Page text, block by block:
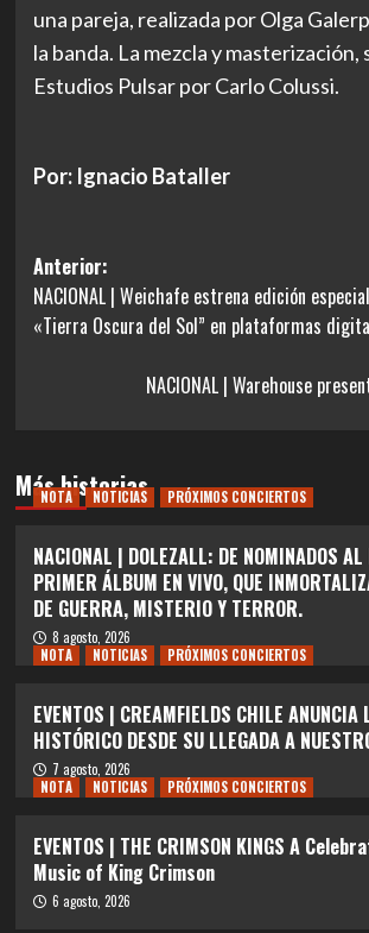
una pareja, realizada por Olga
la banda. La mezcla y masterización,
Estudios Pulsar por Carlo Colussi.
Por: Ignacio Bataller
Navegación
de
entradas
Anterior:
NACIONAL | Weichafe estrena edición
«Tierra Oscura del Sol” en plataformas
NACIONAL | Warehouse
Más historias
NOTA NOTICIAS PRÓXIMOS CONCIERTOS
NACIONAL | DOLEZALL: DE NOMINADOS
PRIMER ÁLBUM EN VIVO, QUE
DE GUERRA, MISTERIO Y TERROR.
8 agosto, 2026
NOTA
NOTICIAS PRÓXIMOS CONCIERTOS
EVENTOS | CREAMFIELDS CHILE ANUNCIA
HISTÓRICO DESDE SU LLEGADA A
7 agosto, 2026
NOTA
NOTICIAS PRÓXIMOS CONCIERTOS
EVENTOS | THE CRIMSON KINGS A
Music of King Crimson
6 agosto, 2026